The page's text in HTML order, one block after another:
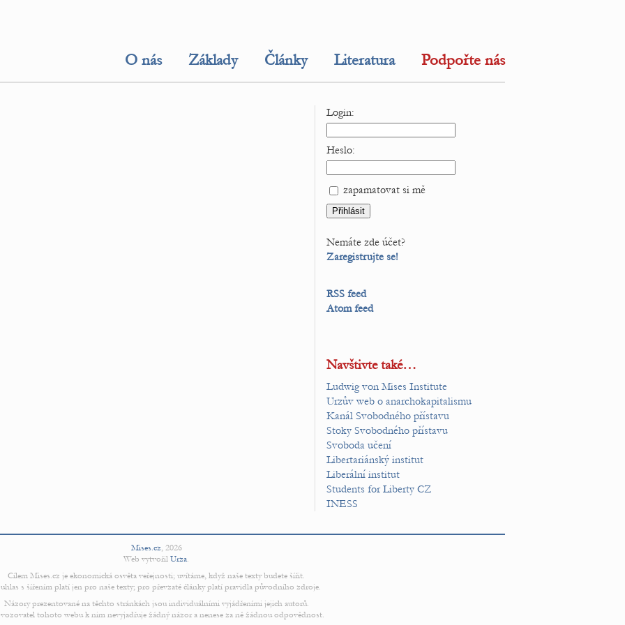
O nás Základy Články Literatura Podpořte nás
Login:
Heslo:
zapamatovat si mě
Nemáte zde účet?
Zaregistrujte se!
RSS feed
Atom feed
Navštivte také…
Ludwig von Mises Institute
Urzův web o anarchokapitalismu
Kanál Svobodného přístavu
Stoky Svobodného přístavu
Svoboda učení
Libertariánský institut
Liberální institut
Students for Liberty CZ
INESS
Mises.cz, 2026
Web vytvořil Urza.
Cílem Mises.cz je ekonomická osvěta veřejnosti; uvítáme, když naše texty budete šířit.
s šířením platí jen pro naše texty; pro převzaté články platí pravidla původního zdroje.
Názory prezentované na těchto stránkách jsou individuálními vyjádřeními jejich autorů.
tohoto webu k nim nevyjadřuje žádný názor a nenese za ně žádnou odpovědnost.